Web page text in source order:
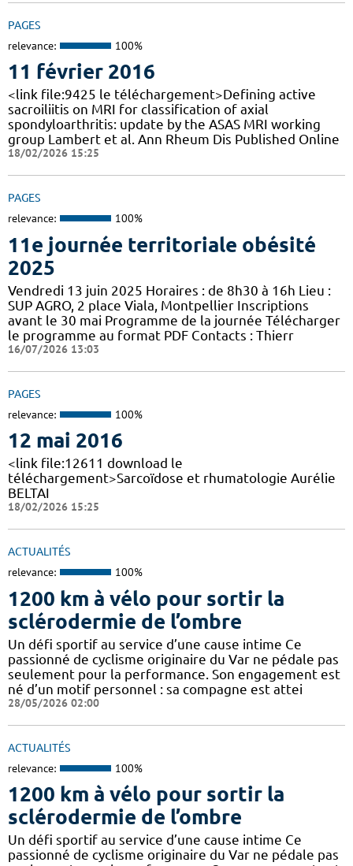
PAGES
relevance: 100%
11 février 2016
<link file:9425 le téléchargement>Defining active
sacroiliitis on MRI for classification of axial
spondyloarthritis: update by the ASAS MRI working
group Lambert et al. Ann Rheum Dis Published Online
18/02/2026 15:25
PAGES
relevance: 100%
11e journée territoriale obésité
2025
Vendredi 13 juin 2025 Horaires : de 8h30 à 16h Lieu :
SUP AGRO, 2 place Viala, Montpellier Inscriptions
avant le 30 mai Programme de la journée Télécharger
le programme au format PDF Contacts : Thierr
16/07/2026 13:03
PAGES
relevance: 100%
12 mai 2016
<link file:12611 download le
téléchargement>Sarcoïdose et rhumatologie Aurélie
BELTAI
18/02/2026 15:25
ACTUALITÉS
relevance: 100%
1200 km à vélo pour sortir la
sclérodermie de l’ombre
Un défi sportif au service d’une cause intime Ce
passionné de cyclisme originaire du Var ne pédale pas
seulement pour la performance. Son engagement est
né d’un motif personnel : sa compagne est attei
28/05/2026 02:00
ACTUALITÉS
relevance: 100%
1200 km à vélo pour sortir la
sclérodermie de l’ombre
Un défi sportif au service d’une cause intime Ce
passionné de cyclisme originaire du Var ne pédale pas